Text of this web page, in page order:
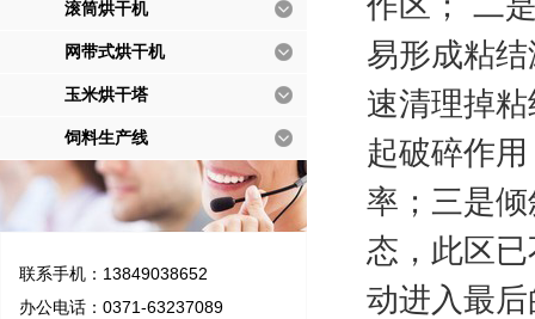
滚筒烘干机
网带式烘干机
玉米烘干塔
饲料生产线
联系手机：13849038652
办公电话：0371-63237089
易形成粘
速清理掉
起破碎作
率；三是
态，此区
动进入最